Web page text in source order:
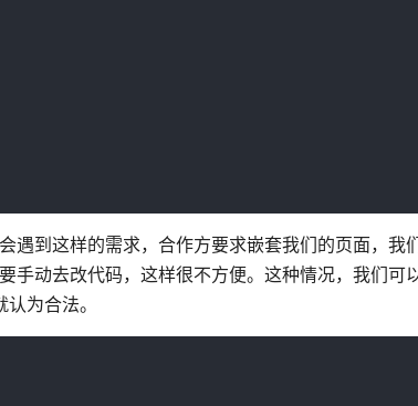
遇到这样的需求，合作方要求嵌套我们的页面，我
手动去改代码，这样很不方便。这种情况，我们可
为合法。